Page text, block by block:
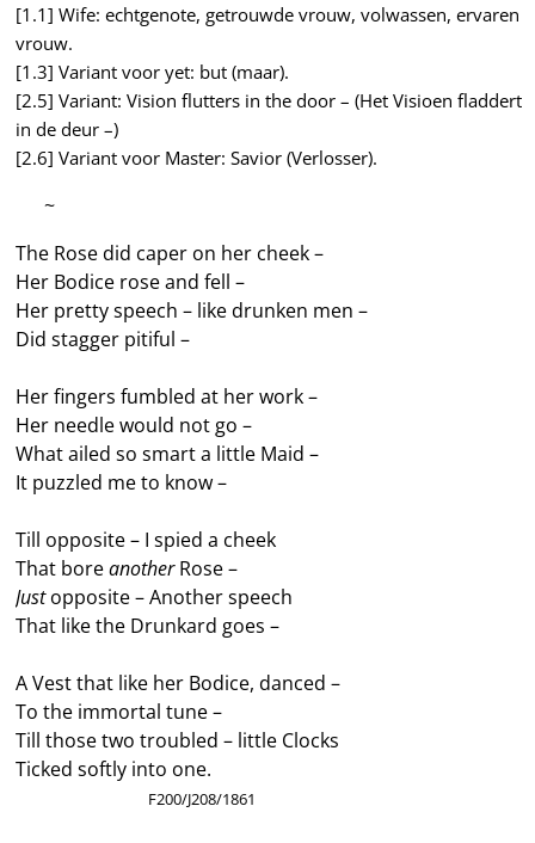
[1.1] Wife: echtgenote, getrouwde vrouw, volwassen, ervaren
vrouw.
[1.3] Variant voor yet: but (maar).
[2.5] Variant: Vision flutters in the door – (Het Visioen fladdert
in de deur –)
[2.6] Variant voor Master: Savior (Verlosser).
—–~
The Rose did caper on her cheek –
Her Bodice rose and fell –
Her pretty speech – like drunken men –
Did stagger pitiful –
Her fingers fumbled at her work –
Her needle would not go –
What ailed so smart a little Maid –
It puzzled me to know –
Till opposite – I spied a cheek
That boreanotherRose –
Justopposite – Another speech
That like the Drunkard goes –
A Vest that like her Bodice, danced –
To the immortal tune –
Till those two troubled – little Clocks
Ticked softly into one.
F200/J208/1861